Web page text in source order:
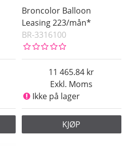
Broncolor Balloon
Leasing 223/mån*
BR-3316100
Exkl. Moms
11 465.84
Ikke på lager
KJØP